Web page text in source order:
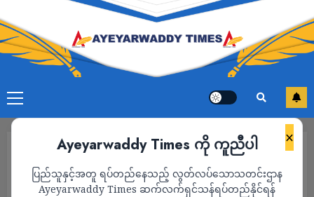
×
Ayeyarwaddy Times ကို ကူညီပါ
ပြည်သူနှင့်အတူ ရပ်တည်နေသည့် လွတ်လပ်သောသတင်းဌာန
Ayeyarwaddy Times ဆက်လက်ရှင်သန်ရပ်တည်နိုင်ရန်
ပေါက်ကွဲအားပြင်းမိုင်းဖြင့် တိုက်ခိုက်ခံရပြီး စစ်ကောင်စီတပ်သား ၃ ဦး
သေဆုံး